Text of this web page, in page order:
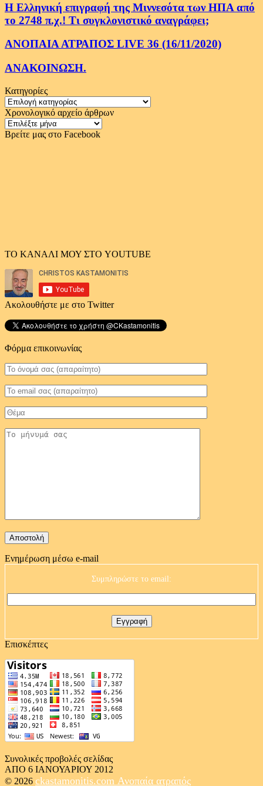
Η Ελληνική επιγραφή της Μιννεσότα των ΗΠΑ από
το 2748 π.χ.! Τι συγκλονιστικό αναγράφει;
ΑΝΟΠΑΙΑ ΑΤΡΑΠΟΣ LIVE 36 (16/11/2020)
ΑΝΑΚΟΙΝΩΣΗ.
Κατηγορίες
Κατηγορίες
Χρονολογικό αρχείο άρθρων
Χρονολογικό
αρχείο
Βρείτε μας στο Facebook
ΤΟ ΚΑΝΑΛΙ ΜΟΥ ΣΤΟ YOUTUBE
Ακολουθήστε με στο Twitter
Φόρμα επικοινωνίας
Ενημέρωση μέσω e-mail
Συμπληρώστε το email:
Επισκέπτες
Συνολικές προβολές σελίδας
ΑΠΟ 6 ΙΑΝΟΥΑΡΙΟΥ 2012
© 2026 ckastamonitis.com Ανοπαία ατραπός